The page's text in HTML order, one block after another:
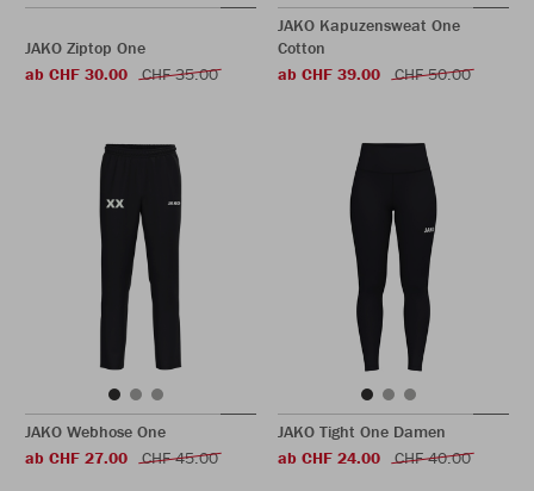
JAKO Ziptop One
ab CHF 30.00
CHF 35.00
JAKO Kapuzensweat One
Cotton
ab CHF 39.00
CHF 50.00
JAKO Webhose One
ab CHF 27.00
CHF 45.00
JAKO Tight One Damen
ab CHF 24.00
CHF 40.00